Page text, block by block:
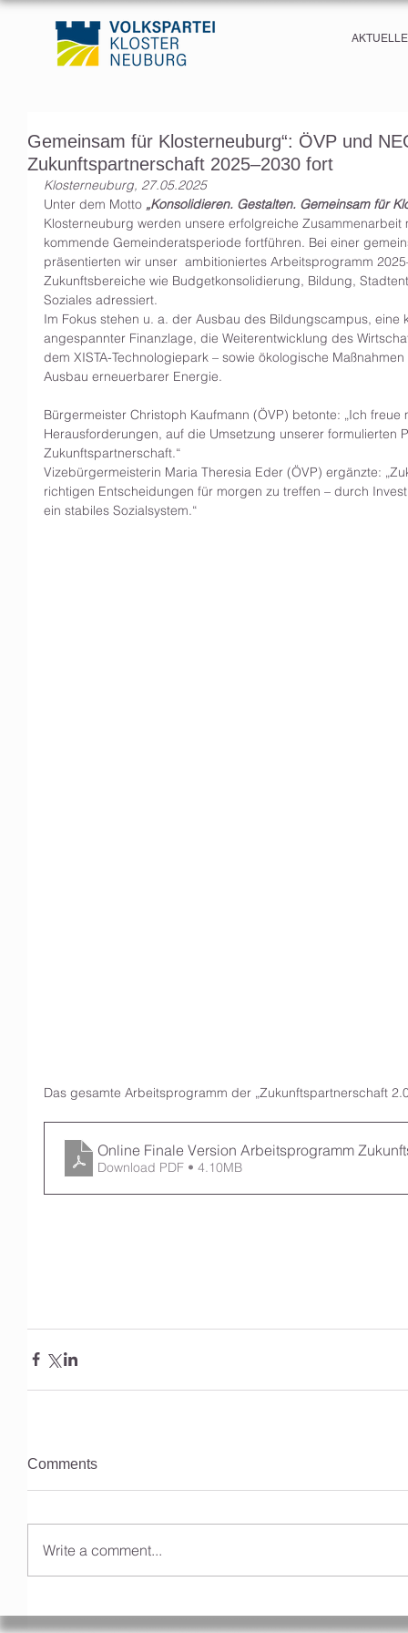
Gemeinsam für Klosterneuburg“: ÖVP und
Zukunftspartnerschaft 2025–2030 fort
Klosterneuburg, 27.05.2025
Unter dem Motto „Konsolidieren. Gestalten. Gemeinsam für
Klosterneuburg werden unsere erfolgreiche
kommende Gemeinderatsperiode fortführen. Bei einer
präsentierten wir unser  ambitioniertes Arbeitsprogramm
Zukunftsbereiche wie Budgetkonsolidierung, Bildung,
Soziales adressiert.
Im Fokus stehen u. a. der Ausbau des Bildungscampus,
angespannter Finanzlage, die Weiterentwicklung des
dem XISTA-Technologiepark – sowie ökologische
Ausbau erneuerbarer Energie.
Bürgermeister Christoph Kaufmann (ÖVP) betonte: „Ich
Herausforderungen, auf die Umsetzung unserer
Zukunftspartnerschaft.“
Vizebürgermeisterin Maria Theresia Eder (ÖVP) ergänzte:
richtigen Entscheidungen für morgen zu treffen – durch
ein stabiles Sozialsystem.“
Das gesamte Arbeitsprogramm der „Zukunftspartnerschaft
Online Finale Version Arbeitsprogramm
Download PDF • 4.10MB
Comments
Write a comment...